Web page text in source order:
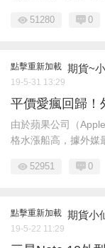
51280 0
點擊重新加載 期貨~
19-5-31 13:29
平價愛瘋回歸！
由於蘋果公司（
格水漲船高，據外媒
52951 0
點擊重新加載 期貨小
19-5-22 11:29